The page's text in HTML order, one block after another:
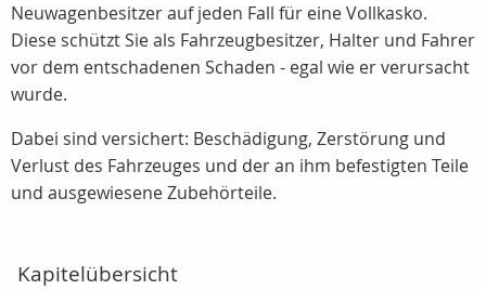
Neuwagenbesitzer auf jeden Fall für eine Vollkasko.
Diese schützt Sie als Fahrzeugbesitzer, Halter und Fahrer
vor dem entschadenen Schaden - egal wie er verursacht
wurde.
Dabei sind versichert: Beschädigung, Zerstörung und
Verlust des Fahrzeuges und der an ihm befestigten Teile
und ausgewiesene Zubehörteile.
Kapitelübersicht